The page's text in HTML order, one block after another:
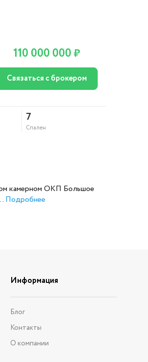
7
Спален
камерном ОКП Большое
Подробнее
110 000 000₽
Связаться с брокером
Информация
Блог
Контакты
О компании